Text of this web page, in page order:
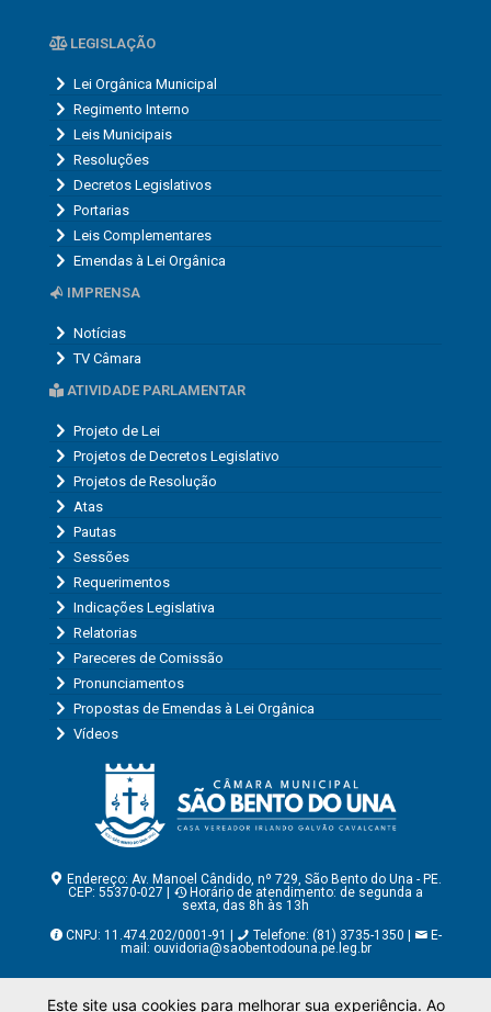
LEGISLAÇÃO
Lei Orgânica Municipal
Regimento Interno
Leis Municipais
Resoluções
Decretos Legislativos
Portarias
Leis Complementares
Emendas à Lei Orgânica
IMPRENSA
Notícias
TV Câmara
ATIVIDADE PARLAMENTAR
Projeto de Lei
Projetos de Decretos Legislativo
Projetos de Resolução
Atas
Pautas
Sessões
Requerimentos
Indicações Legislativa
Relatorias
Pareceres de Comissão
Pronunciamentos
Propostas de Emendas à Lei Orgânica
Vídeos
Endereço: Av. Manoel Cândido, nº 729, São Bento do Una - PE.
CEP: 55370-027 |
Horário de atendimento: de segunda a
sexta, das 8h às 13h
CNPJ: 11.474.202/0001-91 |
Telefone: (81) 3735-1350 |
E-
mail: ouvidoria@saobentodouna.pe.leg.br
Este site usa cookies para melhorar sua experiência. Ao